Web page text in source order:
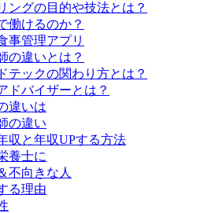
ングの目的や技法とは？
働けるのか？
事管理アプリ
の違いとは？
テックの関わり方とは？
ドバイザーとは？
違いは
の違い
収と年収UPする方法
養士に
不向きな人
る理由